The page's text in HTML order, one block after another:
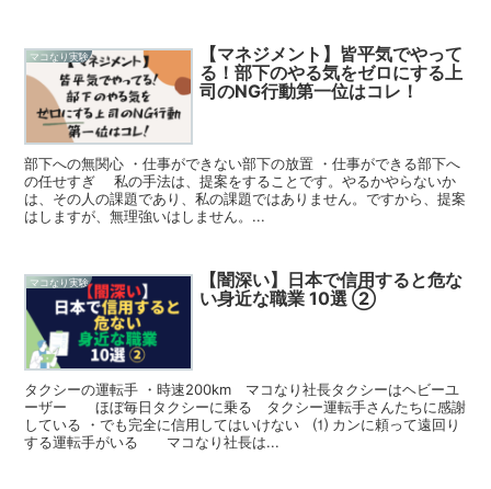
マコなり実験
【マネジメント】皆平気でやって
る！部下のやる気をゼロにする上
司のNG行動第一位はコレ！
部下への無関心 ・仕事ができない部下の放置 ・仕事ができる部下へ
の任せすぎ 私の手法は、提案をすることです。やるかやらないか
は、その人の課題であり、私の課題ではありません。ですから、提案
はしますが、無理強いはしません。...
マコなり実験
【闇深い】日本で信用すると危な
い身近な職業 10選 ②
タクシーの運転手 ・時速200km マコなり社長タクシーはヘビーユ
ーザー ほぼ毎日タクシーに乗る タクシー運転手さんたちに感謝
している ・でも完全に信用してはいけない ⑴ カンに頼って遠回り
する運転手がいる マコなり社長は...